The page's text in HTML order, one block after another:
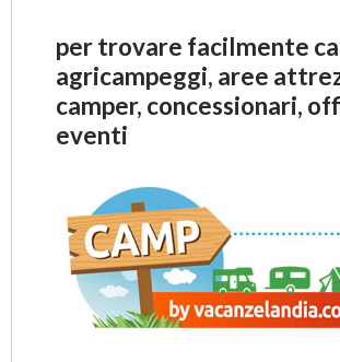
per trovare facilmente
agricampeggi, aree
camper, concessionari,
eventi